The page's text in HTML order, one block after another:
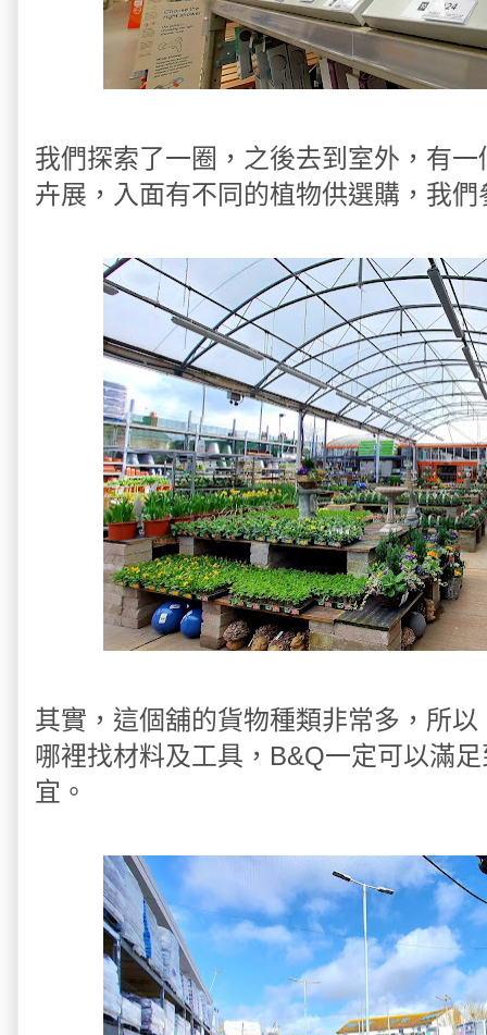
我們探索了一圈，之後去到室外，有
卉展，入面有不同的植物供選購，我
其實，這個舖的貨物種類非常多，所
哪裡找材料及工具，B&Q一定可以滿
宜。